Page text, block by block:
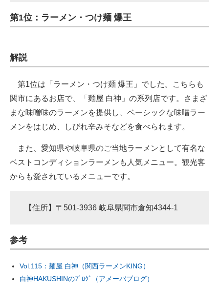
第1位：ラーメン・つけ麺 爆王
解説
第1位は「ラーメン・つけ麺 爆王」でした。こちらも
関市にあるお店で、「麺屋 白神」の系列店です。さまざ
まな味噌味のラーメンを提供し、ベーシックな味噌ラー
メンをはじめ、しびれ辛みそなどを食べられます。
また、愛知県や岐阜県のご当地ラーメンとして有名な
ベストコンディションラーメンも人気メニュー。観光客
からも愛されているメニューです。
【住所】〒501-3936 岐阜県関市倉知4344-1
参考
Vol.115：麺屋 白神（関西ラーメンKING）
白神HAKUSHINのﾌﾞﾛｸﾞ（アメーバブログ）